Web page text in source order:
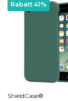
Rabatt 41%
ShieldCase®